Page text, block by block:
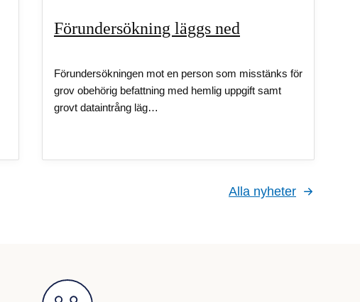
Förundersökning läggs ned
Förundersökningen mot en person som misstänks för
grov obehörig befattning med hemlig uppgift samt
grovt dataintrång läg…
Alla nyheter